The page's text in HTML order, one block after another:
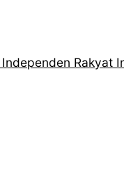
Rakyat